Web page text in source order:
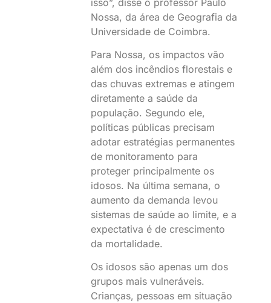
Nossa, da área de Geografia da
Universidade de Coimbra.
Para Nossa, os impactos vão
além dos incêndios florestais e
das chuvas extremas e atingem
diretamente a saúde da
população. Segundo ele,
políticas públicas precisam
adotar estratégias permanentes
de monitoramento para
proteger principalmente os
idosos. Na última semana, o
aumento da demanda levou
sistemas de saúde ao limite, e a
expectativa é de crescimento
da mortalidade.
Os idosos são apenas um dos
grupos mais vulneráveis.
Crianças, pessoas em situação